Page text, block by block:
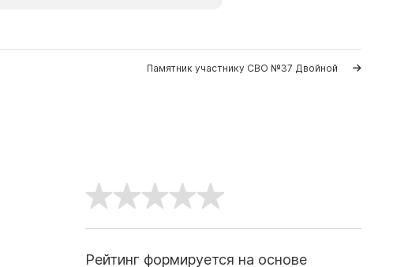
Памятник участнику СВО №37 Двойной
Рейтинг формируется на основе